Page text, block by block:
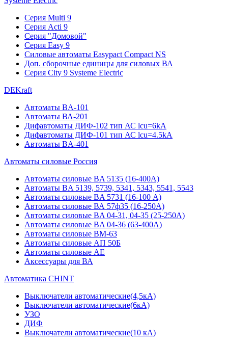
Серия Multi 9
Серия Acti 9
Серия "Домовой"
Серия Easy 9
Силовые автоматы Easypact Compact NS
Доп. сборочные единицы для силовых ВА
Серия City 9 Systeme Electric
DEKraft
Автоматы BA-101
Автоматы ВА-201
Дифавтоматы ДИФ-102 тип АС lcu=6kA
Дифавтоматы ДИФ-101 тип АС lcu=4.5kA
Автоматы BA-401
Автоматы силовые Россия
Автоматы силовые BA 5135 (16-400А)
Автоматы BA 5139, 5739, 5341, 5343, 5541, 5543
Автоматы силовые BA 5731 (16-100 А)
Автоматы силовые ВА 57ф35 (16-250А)
Автоматы силовые BA 04-31, 04-35 (25-250А)
Автоматы силовые BA 04-36 (63-400А)
Автоматы силовые ВМ-63
Автоматы силовые АП 50Б
Автоматы силовые АЕ
Аксессуары для ВА
Автоматика CHINT
Выключатели автоматические(4,5кА)
Выключатели автоматические(6кА)
УЗО
ДИФ
Выключатели автоматические(10 кА)